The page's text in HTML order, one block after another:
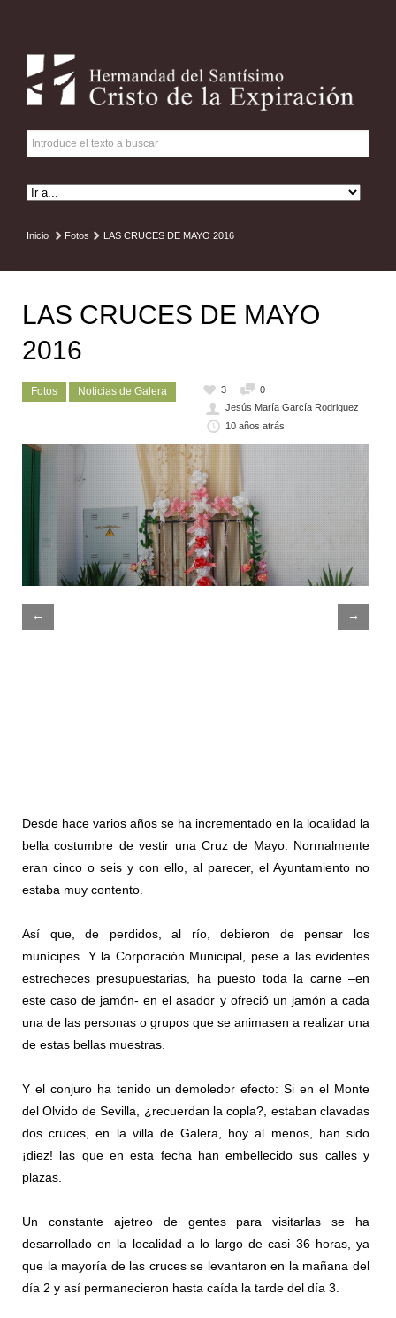
Inicio Fotos LAS CRUCES DE MAYO 2016
LAS CRUCES DE MAYO
2016
Fotos Noticias de Galera 3
0
Jesús María García Rodriguez
10 años atrás
← →
Desde hace varios años se ha incrementado en la localidad la
bella costumbre de vestir una Cruz de Mayo. Normalmente
eran cinco o seis y con ello, al parecer, el Ayuntamiento no
estaba muy contento.
Así que, de perdidos, al río, debieron de pensar los
munícipes. Y la Corporación Municipal, pese a las evidentes
estrecheces presupuestarias, ha puesto toda la carne –en
este caso de jamón- en el asador y ofreció un jamón a cada
una de las personas o grupos que se animasen a realizar una
de estas bellas muestras.
Y el conjuro ha tenido un demoledor efecto: Si en el Monte
del Olvido de Sevilla, ¿recuerdan la copla?, estaban clavadas
dos cruces, en la villa de Galera, hoy al menos, han sido
¡diez! las que en esta fecha han embellecido sus calles y
plazas.
Un constante ajetreo de gentes para visitarlas se ha
desarrollado en la localidad a lo largo de casi 36 horas, ya
que la mayoría de las cruces se levantaron en la mañana del
día 2 y así permanecieron hasta caída la tarde del día 3.